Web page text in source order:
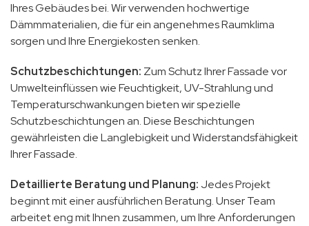
Ihres Gebäudes bei. Wir verwenden hochwertige
Dämmmaterialien, die für ein angenehmes Raumklima
sorgen und Ihre Energiekosten senken.
Schutzbeschichtungen: Zum Schutz Ihrer Fassade vor
Umwelteinflüssen wie Feuchtigkeit, UV-Strahlung und
Temperaturschwankungen bieten wir spezielle
Schutzbeschichtungen an. Diese Beschichtungen
gewährleisten die Langlebigkeit und Widerstandsfähigkeit
Ihrer Fassade.
Detaillierte Beratung und Planung: Jedes Projekt
beginnt mit einer ausführlichen Beratung. Unser Team
arbeitet eng mit Ihnen zusammen, um Ihre Anforderungen